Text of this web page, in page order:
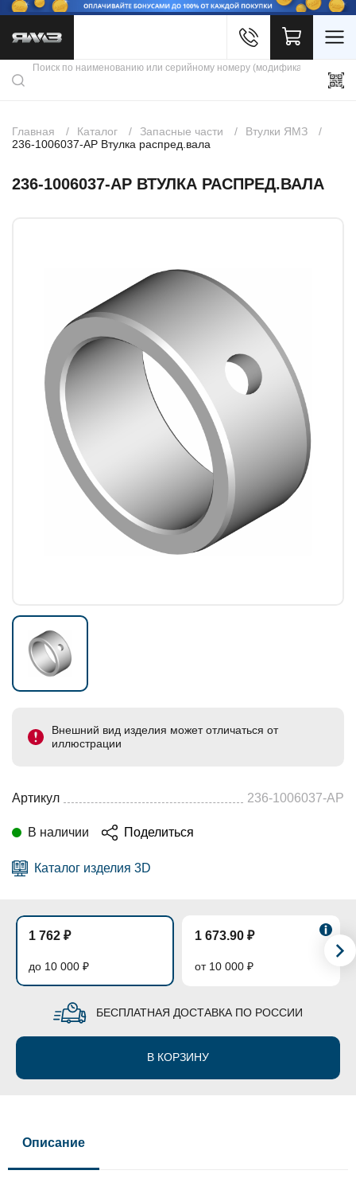
Каталог продукции
Скидки
Контакты
Главная Каталог Запасные части
Втулки ЯМЗ
236-1006037-АР Втулка распред.вала
236-1006037-АР ВТУЛКА РАСПРЕД.ВАЛА
Внешний вид изделия может отличаться от
иллюстрации
Артикул 236-1006037-АР
В наличии Поделиться
Каталог изделия 3D
1 762 ₽
до 10 000 ₽
1 673.90 ₽
от 10 000 ₽
БЕСПЛАТНАЯ ДОСТАВКА ПО РОССИИ
В КОРЗИНУ
Описание